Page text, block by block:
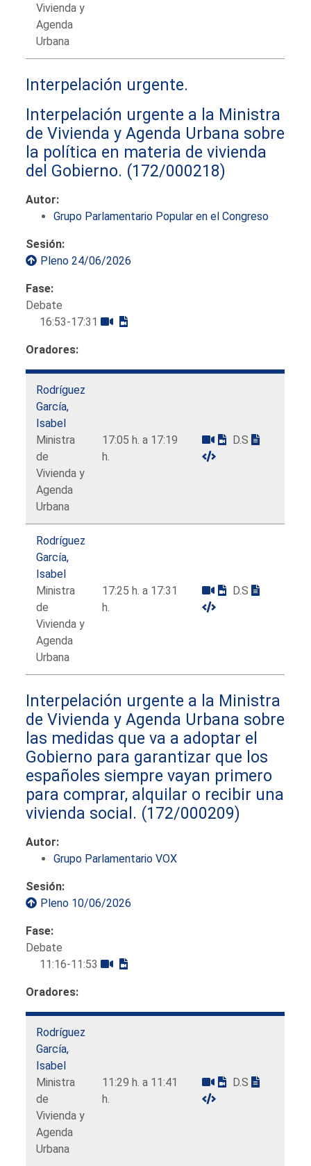
Vivienda y
Agenda
Urbana
Interpelación urgente.
Interpelación urgente a la Ministra
de Vivienda y Agenda Urbana sobre
la política en materia de vivienda
del Gobierno. (172/000218)
Autor:
Grupo Parlamentario Popular en el Congreso
Sesión:
Pleno 24/06/2026
Fase:
Debate
16:53-17:31
Oradores:
Rodríguez
García,
Isabel
Ministra
de
Vivienda y
Agenda
Urbana
17:05 h. a 17:19
h.
D.S
Rodríguez
García,
Isabel
Ministra
de
Vivienda y
Agenda
Urbana
17:25 h. a 17:31
h.
D.S
Interpelación urgente a la Ministra
de Vivienda y Agenda Urbana sobre
las medidas que va a adoptar el
Gobierno para garantizar que los
españoles siempre vayan primero
para comprar, alquilar o recibir una
vivienda social. (172/000209)
Autor:
Grupo Parlamentario VOX
Sesión:
Pleno 10/06/2026
Fase:
Debate
11:16-11:53
Oradores:
Rodríguez
García,
Isabel
Ministra
de
Vivienda y
Agenda
Urbana
11:29 h. a 11:41
h.
D.S